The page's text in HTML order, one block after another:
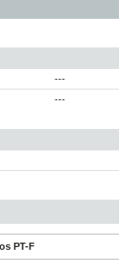
---
---
PT-F